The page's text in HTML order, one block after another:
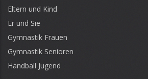
Eltern und Kind
Er und Sie
Gymnastik Frauen
Gymnastik Senioren
Handball Jugend